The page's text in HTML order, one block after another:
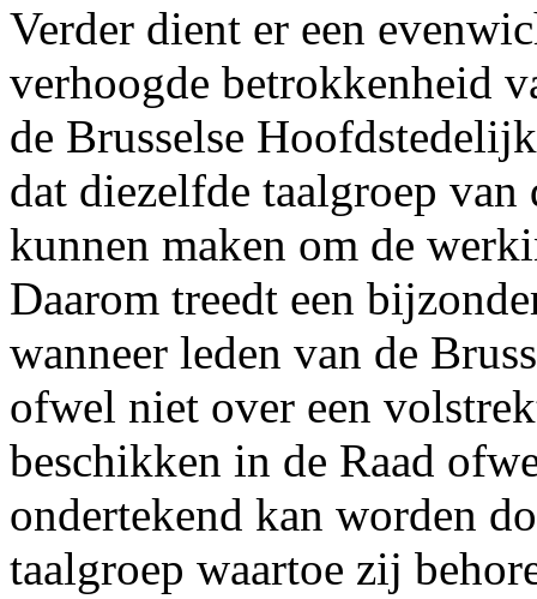
Verder dient er een
verhoogde betrokkenheid
de Brusselse
dat diezelfde taalgroep
kunnen maken om de
Daarom treedt een
wanneer leden van de
ofwel niet over een
beschikken in de Raad
ondertekend kan worden
taalgroep waartoe zij